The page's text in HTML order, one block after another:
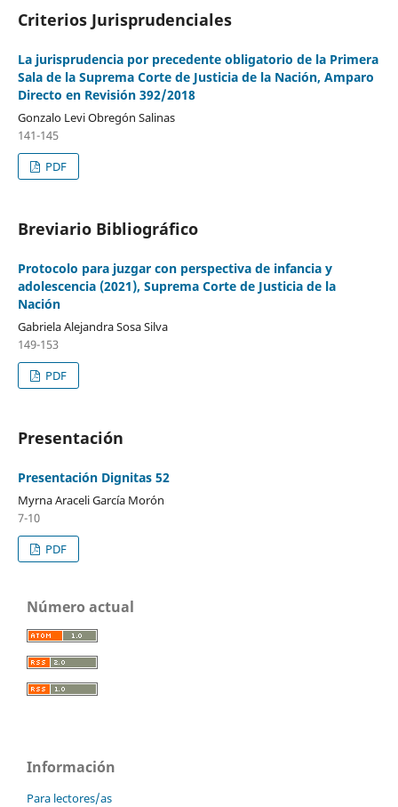
Criterios Jurisprudenciales
La jurisprudencia por precedente obligatorio de la Primera
Sala de la Suprema Corte de Justicia de la Nación, Amparo
Directo en Revisión 392/2018
Gonzalo Levi Obregón Salinas
141-145
PDF
Breviario Bibliográfico
Protocolo para juzgar con perspectiva de infancia y
adolescencia (2021), Suprema Corte de Justicia de la
Nación
Gabriela Alejandra Sosa Silva
149-153
PDF
Presentación
Presentación Dignitas 52
Myrna Araceli García Morón
7-10
PDF
Número actual
Información
Para lectores/as